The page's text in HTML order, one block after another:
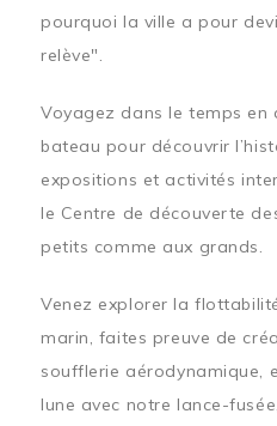
pourquoi la ville a pour
relève".
Voyagez dans le temps en
bateau pour découvrir
expositions et activités
le Centre de découverte
petits comme aux grands.
Venez explorer la
marin, faites preuve de
soufflerie aérodynamique,
lune avec notre lance-